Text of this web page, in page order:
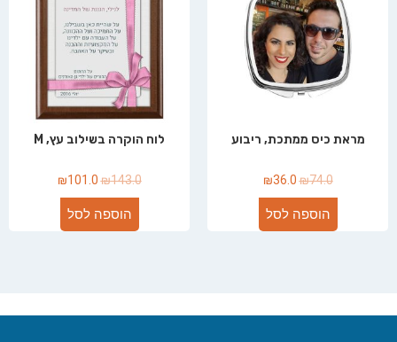
מראת כיס ממתכת, ריבוע
₪74.0
₪36.0
הוספה לסל
לוח הוקרה בשילוב עץ, M
₪143.0
₪101.0
הוספה לסל